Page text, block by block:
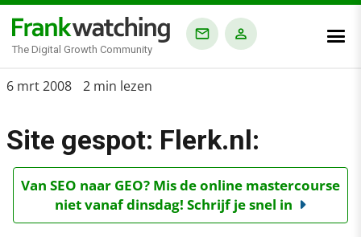
The Digital Growth Community
Home
Blog
Alle artikelen
6 mrt 2008 2 min lezen
Site gespot: Flerk.nl:
Van SEO naar GEO? Mis de online mastercourse
niet vanaf dinsdag! Schrijf je snel in